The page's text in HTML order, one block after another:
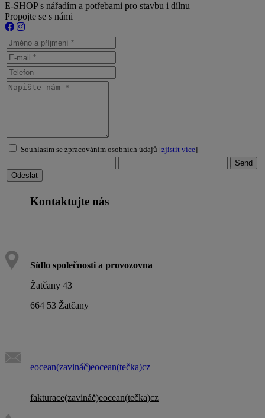
E-SHOP s nářadím a potřebami pro stavbu i dílnu
Propojte se s námi
Souhlasím se zpracováním osobních údajů [zjistit více]
Kontaktujte nás
Sídlo společnosti a provozovna
Žatčany 43
664 53 Žatčany
eocean(zavináč)eocean(tečka)cz
fakturace(zavináč)eocean(tečka)cz